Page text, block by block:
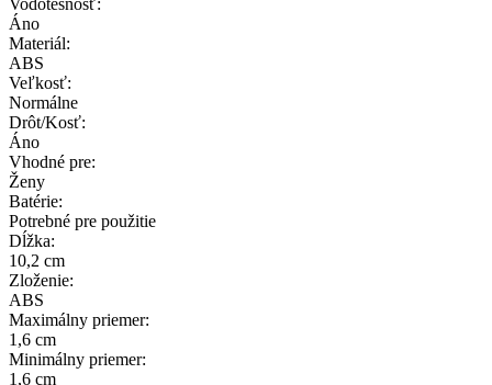
Áno
Materiál:
ABS
Veľkosť:
Normálne
Drôt/Kosť:
Áno
Vhodné pre:
Ženy
Batérie:
Potrebné pre použitie
Dĺžka:
10,2 cm
Zloženie:
ABS
Maximálny priemer:
1,6 cm
Minimálny priemer:
1,6 cm